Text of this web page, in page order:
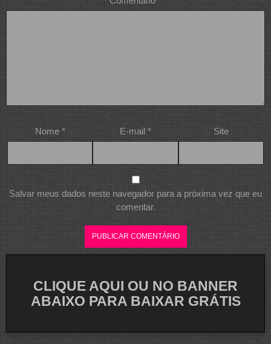
Nome * E-mail * Site
Salvar meus dados neste navegador para a próxima vez que eu
comentar.
CLIQUE AQUI OU NO BANNER
ABAIXO PARA BAIXAR GRÁTIS